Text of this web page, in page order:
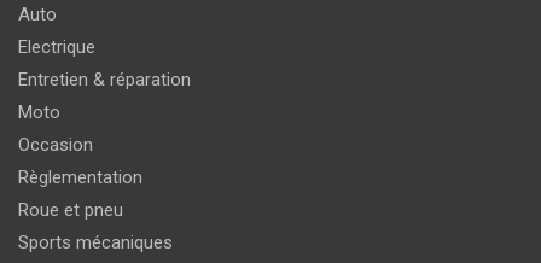
Auto
Electrique
Entretien & réparation
Moto
Occasion
Règlementation
Roue et pneu
Sports mécaniques